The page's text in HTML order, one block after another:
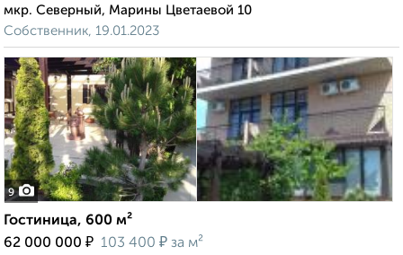
мкр. Северный, Марины Цветаевой 10
Собственник, 19.01.2023
9
Гостиница, 600 м²
62 000 000 ₽ 103 400 ₽ за м²